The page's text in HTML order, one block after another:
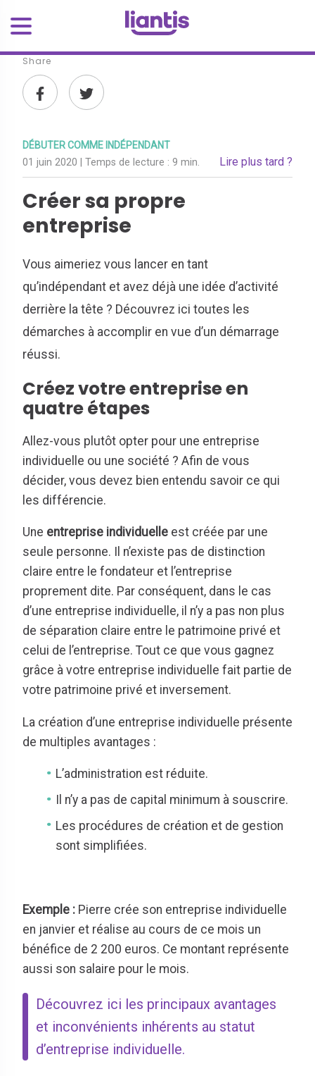
Share
DÉBUTER COMME INDÉPENDANT
01 juin 2020 | Temps de lecture : 9 min. Lire plus tard ?
Créer sa propre
entreprise
Vous aimeriez vous lancer en tant
qu’indépendant et avez déjà une idée d’activité
derrière la tête ? Découvrez ici toutes les
démarches à accomplir en vue d’un démarrage
réussi.
Créez votre entreprise en
quatre étapes
Allez-vous plutôt opter pour une entreprise
individuelle ou une société ? Afin de vous
décider, vous devez bien entendu savoir ce qui
les différencie.
Une entreprise individuelle est créée par une
seule personne. Il n’existe pas de distinction
claire entre le fondateur et l’entreprise
proprement dite. Par conséquent, dans le cas
d’une entreprise individuelle, il n’y a pas non plus
de séparation claire entre le patrimoine privé et
celui de l’entreprise. Tout ce que vous gagnez
grâce à votre entreprise individuelle fait partie de
votre patrimoine privé et inversement.
La création d’une entreprise individuelle présente
de multiples avantages :
L’administration est réduite.
Il n’y a pas de capital minimum à souscrire.
Les procédures de création et de gestion
sont simplifiées.
Exemple : Pierre crée son entreprise individuelle
en janvier et réalise au cours de ce mois un
bénéfice de 2 200 euros. Ce montant représente
aussi son salaire pour le mois.
Découvrez ici les principaux avantages
et inconvénients inhérents au statut
d’entreprise individuelle.